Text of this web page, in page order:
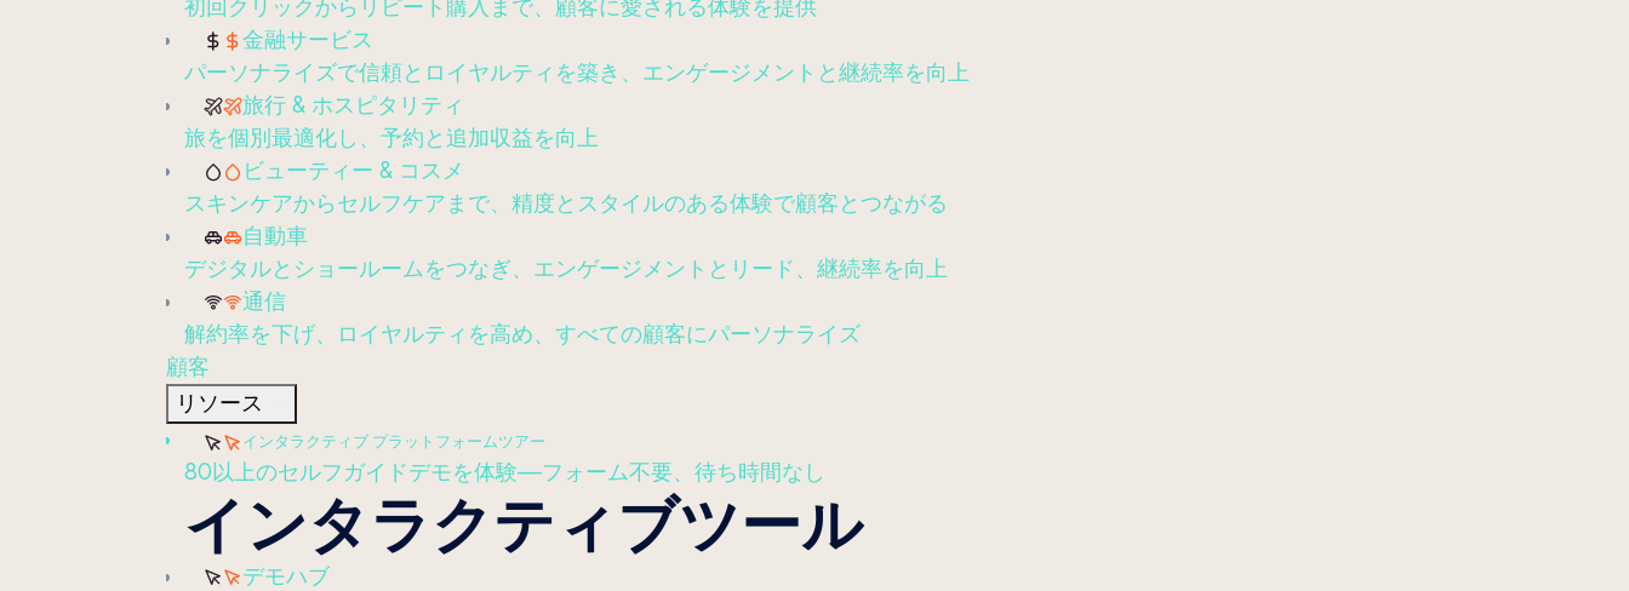
初回クリックからリピート購入まで、顧客に愛される体験を提供
金融サービス
パーソナライズで信頼とロイヤルティを築き、エンゲージメントと継続率を向上
旅行 & ホスピタリティ
旅を個別最適化し、予約と追加収益を向上
ビューティー & コスメ
スキンケアからセルフケアまで、精度とスタイルのある体験で顧客とつながる
自動車
デジタルとショールームをつなぎ、エンゲージメントとリード、継続率を向上
通信
解約率を下げ、ロイヤルティを高め、すべての顧客にパーソナライズ
顧客
リソース
インタラクティブ プラットフォームツアー
80以上のセルフガイドデモを体験—フォーム不要、待ち時間なし
インタラクティブツール
デモハブ